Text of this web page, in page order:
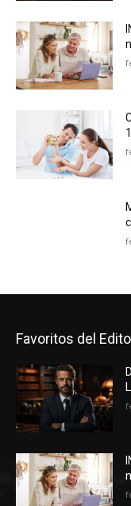
Favoritos del